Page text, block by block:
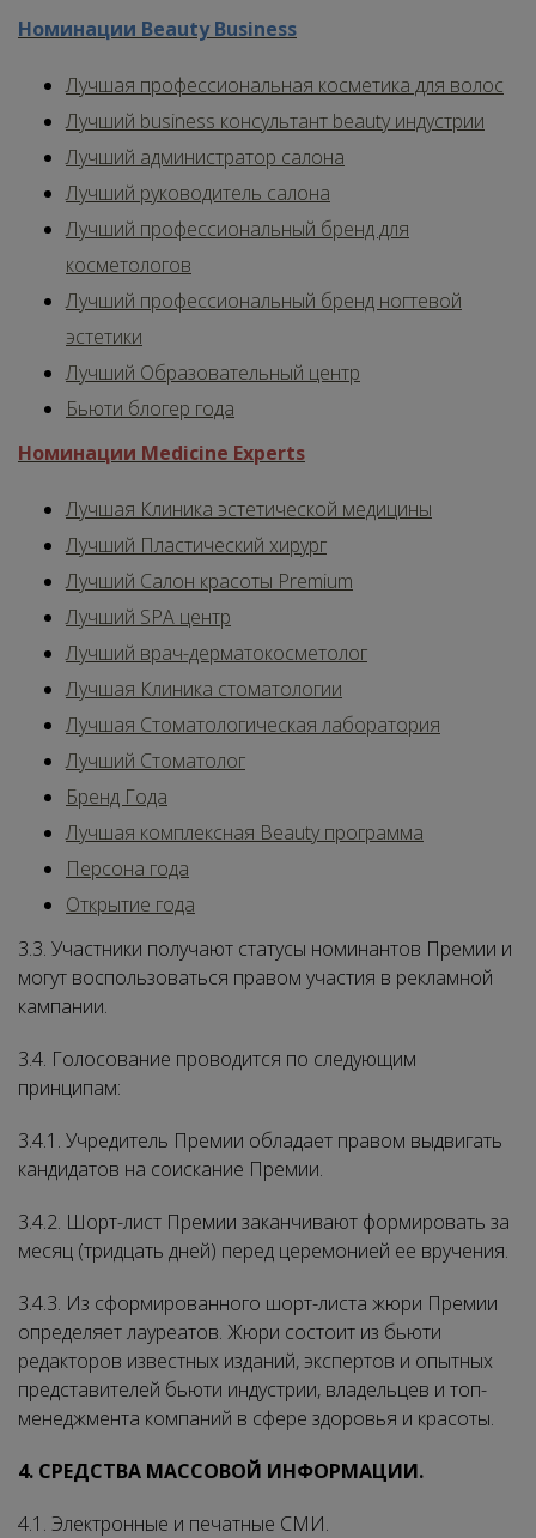
Номинации Beauty Business
Лучшая профессиональная косметика для волос
Лучший business консультант beauty индустрии
Лучший администратор салона
Лучший руководитель салона
Лучший профессиональный бренд для
косметологов
Лучший профессиональный бренд ногтевой
эстетики
Лучший Образовательный центр
Бьюти блогер года
Номинации Medicine Experts
Лучшая Клиника эстетической медицины
Лучший Пластический хирург
Лучший Салон красоты Premium
Лучший SPA центр
Лучший врач-дерматокосметолог
Лучшая Клиника стоматологии
Лучшая Стоматологическая лаборатория
Лучший Стоматолог
Бренд Года
Лучшая комплексная Beauty программа
Персона года
Открытие года
3.3. Участники получают статусы номинантов Премии и
могут воспользоваться правом участия в рекламной
кампании.
3.4. Голосование проводится по следующим
принципам:
3.4.1. Учредитель Премии обладает правом выдвигать
кандидатов на соискание Премии.
3.4.2. Шорт-лист Премии заканчивают формировать за
месяц (тридцать дней) перед церемонией ее вручения.
3.4.3. Из сформированного шорт-листа жюри Премии
определяет лауреатов. Жюри состоит из бьюти
редакторов известных изданий, экспертов и опытных
представителей бьюти индустрии, владельцев и топ-
менеджмента компаний в сфере здоровья и красоты.
4. СРЕДСТВА МАССОВОЙ ИНФОРМАЦИИ.
4.1. Электронные и печатные СМИ.